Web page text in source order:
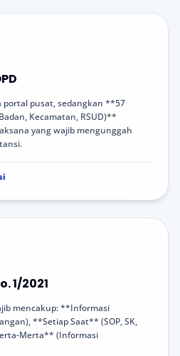
pusat, sedangkan **57
Kecamatan, RSUD)**
yang wajib mengunggah
1/2021
mencakup: **Informasi
**Setiap Saat** (SOP, SK,
Merta** (Informasi